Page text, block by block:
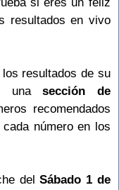
resultados en vivo
resultados de su
unasección de
recomendados
número en los
delSábado 1 de